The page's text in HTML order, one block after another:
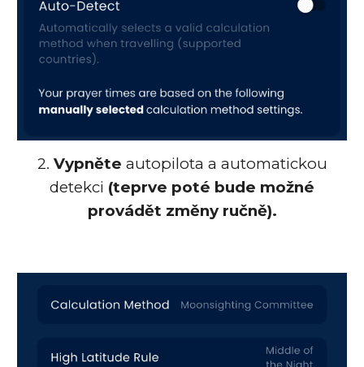
2. Vypněte autopilota a automatickou
detekci (teprve poté bude možné
provádět změny ručně).